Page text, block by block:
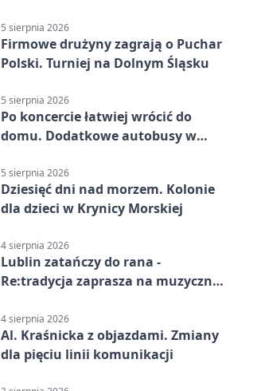
5 sierpnia 2026
Firmowe drużyny zagrają o Puchar
Polski. Turniej na Dolnym Śląsku
5 sierpnia 2026
Po koncercie łatwiej wrócić do
domu. Dodatkowe autobusy w
5 sierpnia 2026
Dziesięć dni nad morzem. Kolonie
dla dzieci w Krynicy Morskiej
4 sierpnia 2026
Lublin zatańczy do rana -
Re:tradycja zaprasza na muzyczną
4 sierpnia 2026
Al. Kraśnicka z objazdami. Zmiany
dla pięciu linii komunikacji